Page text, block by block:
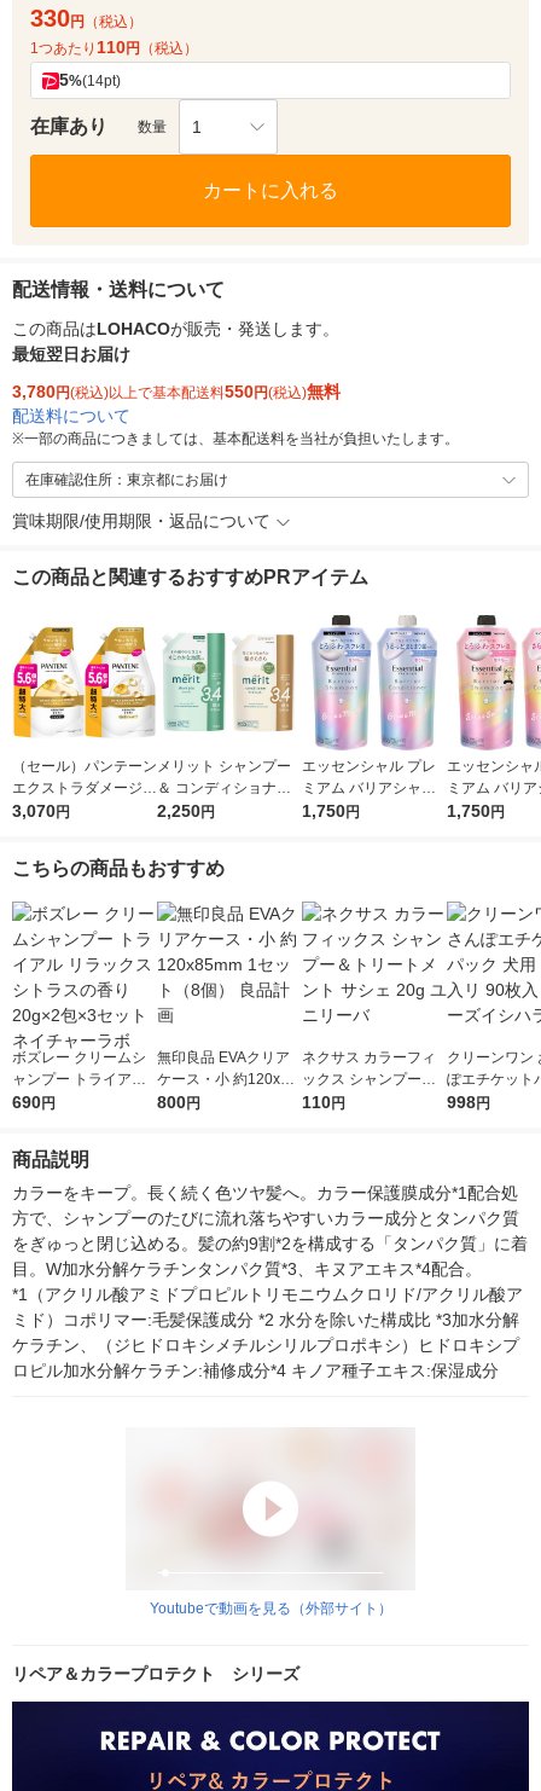
330円
（税込）
1つあたり 110円 （税込）
5%(14pt)
在庫あり 数量 1
カートに入れる
配送情報・送料について
この商品はLOHACOが販売・発送します。
最短翌日お届け
3,780円(税込)以上で基本配送料550円(税込)無料
配送料について
※一部の商品につきましては、基本配送料を当社が負担いたします。
在庫確認住所：東京都にお届け
賞味期限/使用期限・返品について
この商品と関連するおすすめPRアイテム
（セール）パンテーン
エクストラダメージリ
ペア シャンプー + コ
G
3,070円
メリット シャンプー
＆ コンディショナー
詰め替え 超特大 各10
2,250円
エッセンシャル プレ
ミアム バリアシャン
プー + コンディショ
1,750円
エッセンシャ
ミアム バリ
プー + コンデ
1,750円
こちらの商品もおすすめ
ボズレー クリームシ
ャンプー トライアル
リラックスシトラスの
690円
無印良品 EVAクリア
ケース・小 約120x85
mm 1セット（8個）
800円
ネクサス カラーフィ
ックス シャンプー＆
トリートメント サシ
110円
クリーンワン
ぽエチケット
犬用 消臭剤
998円
商品説明
カラーをキープ。長く続く色ツヤ髪へ。カラー保護膜成分*1配合処
方で、シャンプーのたびに流れ落ちやすいカラー成分とタンパク質
をぎゅっと閉じ込める。髪の約9割*2を構成する「タンパク質」に着
目。W加水分解ケラチンタンパク質*3、キヌアエキス*4配合。
*1（アクリル酸アミドプロピルトリモニウムクロリド/アクリル酸ア
ミド）コポリマー:毛髪保護成分 *2 水分を除いた構成比 *3加水分解
ケラチン、（ジヒドロキシメチルシリルプロポキシ）ヒドロキシプ
ロピル加水分解ケラチン:補修成分*4 キノア種子エキス:保湿成分
Youtubeで動画を見る（外部サイト）
リペア＆カラープロテクト シリーズ